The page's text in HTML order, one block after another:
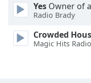
Text
Edge
Style
Yes Owner of
Radio Brady
Crowded
Magic Hits Radio